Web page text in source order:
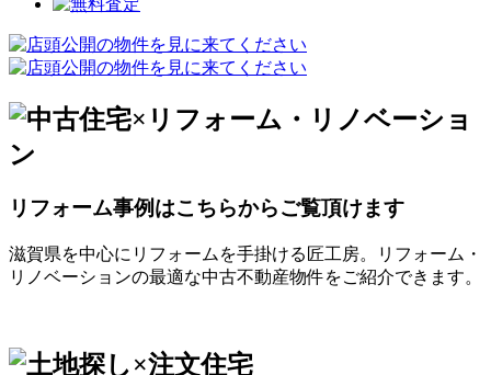
リフォーム事例はこちらからご覧頂けます
滋賀県を中心にリフォームを手掛ける匠工房。リフォーム・
リノベーションの最適な中古不動産物件をご紹介できます。